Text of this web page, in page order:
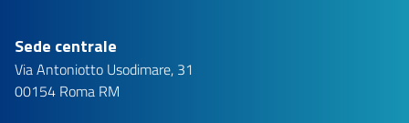
Sede centrale
Via Antoniotto Usodimare, 31
00154 Roma RM